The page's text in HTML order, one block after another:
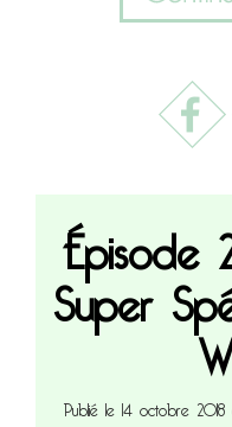
Super
Publié le 14 octobre 2018